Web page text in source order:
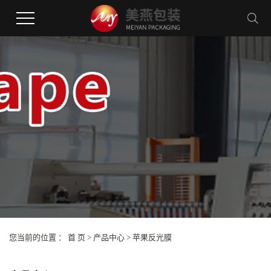
您当前的位置 ： 首 页 > 产品中心 > 苹果反光膜